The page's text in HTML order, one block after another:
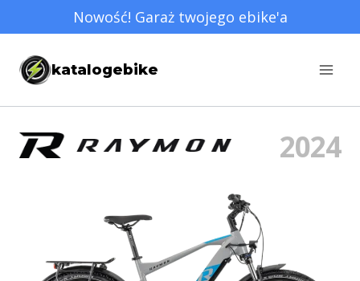
do
treści
Nowość! Garaż twojego ebike'a
katalogebike
2024